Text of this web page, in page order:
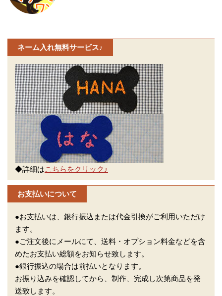
ネーム入れ無料サービス♪
◆詳細はこちらをクリック♪
お支払いについて
●お支払いは、銀行振込または代金引換がご利用いただけ
ます。
●ご注文後にメールにて、送料・オプション料金などを含
めたお支払い総額をお知らせ致します。
●銀行振込の場合は前払いとなります。
お振り込みを確認してから、制作、完成し次第商品を発
送致します。